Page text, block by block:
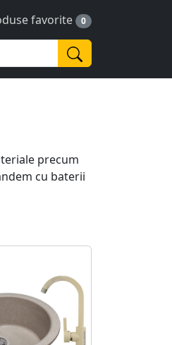
favorite 0
precum
cu baterii